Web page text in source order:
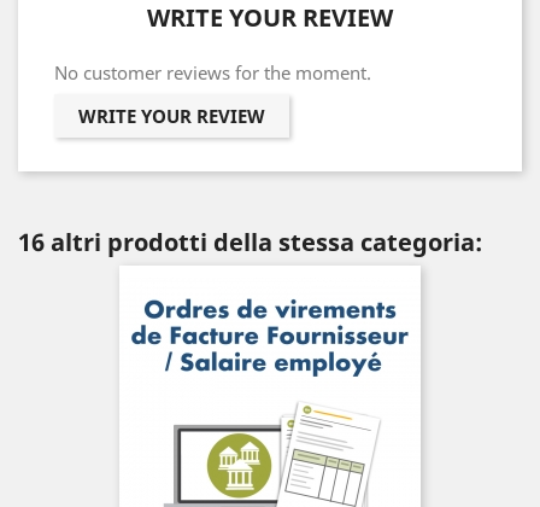
WRITE YOUR REVIEW
No customer reviews for the moment.
WRITE YOUR REVIEW
16 altri prodotti della stessa categoria: